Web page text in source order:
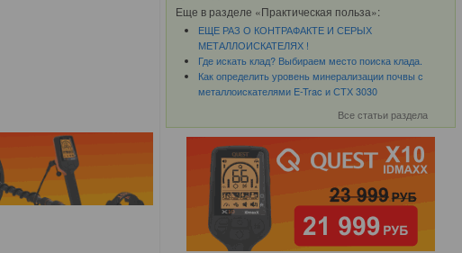
Еще в разделе «Практическая польза»:
ЕЩЕ РАЗ О КОНТРАФАКТЕ И СЕРЫХ
МЕТАЛЛОИСКАТЕЛЯХ !
Где искать клад? Выбираем место поиска клада.
Как определить уровень минерализации почвы с
металлоискателями E-Trac и СТХ 3030
Все статьи раздела